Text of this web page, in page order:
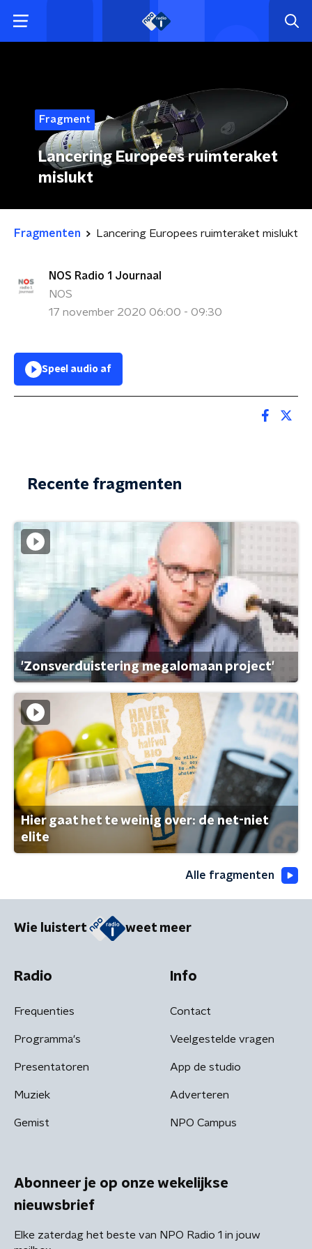
Fragment
Lancering Europees ruimteraket
mislukt
Fragmenten Lancering Europees ruimteraket mislukt
NOS Radio 1 Journaal
NOS
17 november 2020 06:00 - 09:30
Speel audio af
Recente fragmenten
'Zonsverduistering megalomaan project'
Hier gaat het te weinig over: de net-niet
elite
Alle fragmenten
Wie luistert weet meer
Radio
Frequenties
Programma's
Presentatoren
Muziek
Gemist
Info
Contact
Veelgestelde vragen
App de studio
Adverteren
NPO Campus
Abonneer je op onze wekelijkse
nieuwsbrief
Elke zaterdag het beste van NPO Radio 1 in jouw